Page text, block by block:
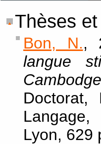
Thèses
Bon, N.,
langue
Doctorat,
Lyon, 629